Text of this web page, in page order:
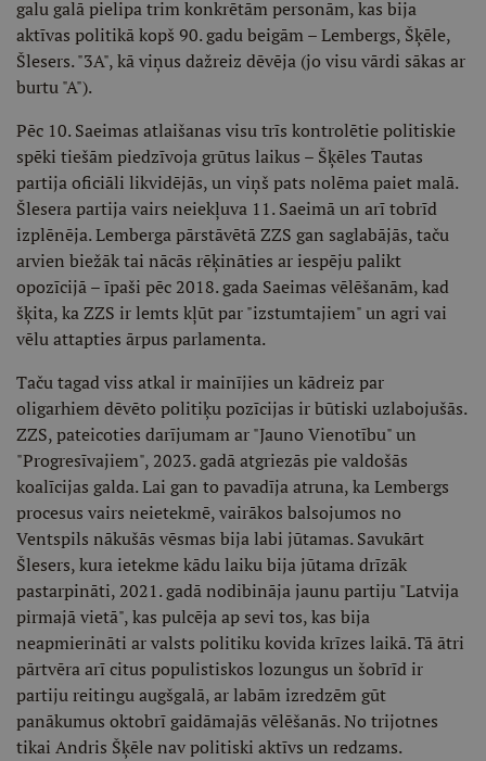
galu galā pielipa trim konkrētām personām, kas bija
aktīvas politikā kopš 90. gadu beigām – Lembergs, Šķēle,
Šlesers. "3A", kā viņus dažreiz dēvēja (jo visu vārdi sākas ar
burtu "A").
Pēc 10. Saeimas atlaišanas visu trīs kontrolētie politiskie
spēki tiešām piedzīvoja grūtus laikus – Šķēles Tautas
partija oficiāli likvidējās, un viņš pats nolēma paiet malā.
Šlesera partija vairs neiekļuva 11. Saeimā un arī tobrīd
izplēnēja. Lemberga pārstāvētā ZZS gan saglabājās, taču
arvien biežāk tai nācās rēķināties ar iespēju palikt
opozīcijā – īpaši pēc 2018. gada Saeimas vēlēšanām, kad
šķita, ka ZZS ir lemts kļūt par "izstumtajiem" un agri vai
vēlu attapties ārpus parlamenta.
Taču tagad viss atkal ir mainījies un kādreiz par
oligarhiem dēvēto politiķu pozīcijas ir būtiski uzlabojušās.
ZZS, pateicoties darījumam ar "Jauno Vienotību" un
"Progresīvajiem", 2023. gadā atgriezās pie valdošās
koalīcijas galda. Lai gan to pavadīja atruna, ka Lembergs
procesus vairs neietekmē, vairākos balsojumos no
Ventspils nākušās vēsmas bija labi jūtamas. Savukārt
Šlesers, kura ietekme kādu laiku bija jūtama drīzāk
pastarpināti, 2021. gadā nodibināja jaunu partiju "Latvija
pirmajā vietā", kas pulcēja ap sevi tos, kas bija
neapmierināti ar valsts politiku kovida krīzes laikā. Tā ātri
pārtvēra arī citus populistiskos lozungus un šobrīd ir
partiju reitingu augšgalā, ar labām izredzēm gūt
panākumus oktobrī gaidāmajās vēlēšanās. No trijotnes
tikai Andris Šķēle nav politiski aktīvs un redzams.